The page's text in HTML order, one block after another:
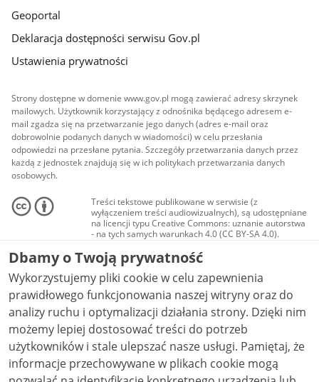
Geoportal
Deklaracja dostępności serwisu Gov.pl
Ustawienia prywatności
Strony dostępne w domenie www.gov.pl mogą zawierać adresy skrzynek
mailowych. Użytkownik korzystający z odnośnika będącego adresem e-
mail zgadza się na przetwarzanie jego danych (adres e-mail oraz
dobrowolnie podanych danych w wiadomości) w celu przesłania
odpowiedzi na przesłane pytania. Szczegóły przetwarzania danych przez
każdą z jednostek znajdują się w ich politykach przetwarzania danych
osobowych.
Treści tekstowe publikowane w serwisie (z
wyłączeniem treści audiowizualnych), są udostępniane
na licencji typu Creative Commons: uznanie autorstwa
- na tych samych warunkach 4.0 (CC BY-SA 4.0).
Materiały audiowizualne, w tym zdjęcia, materiały
audio i wideo, są udostępniane na licencji typu
Creative Commons: uznanie autorstwa użycie
niekomercyjne - bez utworów zależnych 4.0 (CC BY-
NC-ND 4.0), o ile nie jest to stwierdzone inaczej.
Dbamy o Twoją prywatność
Wykorzystujemy pliki cookie w celu zapewnienia
prawidłowego funkcjonowania naszej witryny oraz do
analizy ruchu i optymalizacji działania strony. Dzięki nim
możemy lepiej dostosować treści do potrzeb
użytkowników i stale ulepszać nasze usługi. Pamiętaj, że
informacje przechowywane w plikach cookie mogą